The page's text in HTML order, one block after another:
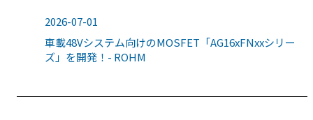
2026-07-01
車載48Vシステム向けのMOSFET「AG16xFNxxシリー
ズ」を開発！- ROHM